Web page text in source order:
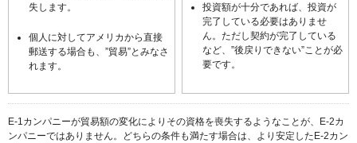
失します。
個人に対してアメリカから直接
郵送する場合も、”貿易”とみなさ
れます。
投資額が十分であれば、投資が
完了している必要はありませ
ん。ただし契約が完了している
など、”後戻りできない”ことが必
要です。
E-1カンパニーが貿易額の変化によりその資格を喪失するようなことが、E-2カ
ンパニーではありません。どちらの条件も満たす場合は、より安定したE-2カン